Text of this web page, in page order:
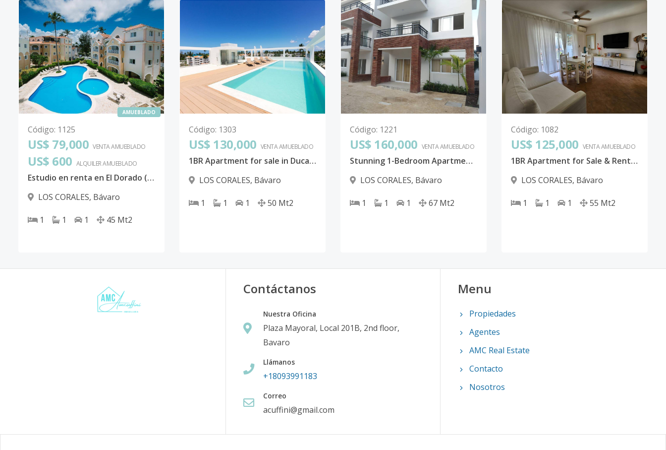
AMUEBLADO
Código: 1125
US$ 79,000 VENTA AMUEBLADO
US$ 600 ALQUILERAMUEBLADO
Estudio en renta en El Dorado (A308)
LOS CORALES, Bávaro
1 1 1 45 Mt2
Código: 1303
US$ 130,000 VENTA AMUEBLADO
1BR Apartment for sale in Ducassi-Los Corales
LOS CORALES, Bávaro
1 1 1 50 Mt2
Código: 1221
US$ 160,000 VENTA AMUEBLADO
Stunning 1-Bedroom Apartment in Coral Village II, Los Corales, Bávaro, Punta Cana
LOS CORALES, Bávaro
1 1 1 67 Mt2
Código: 1082
US$ 125,000 VENTA AMUEBLADO
1BR Apartment for Sale & Rent in El Dorado – Fully Remodeled & Prime Location!
LOS CORALES, Bávaro
1 1 1 55 Mt2
Contáctanos
Nuestra Oficina
Plaza Mayoral, Local 201B, 2nd floor,
Bavaro
Llámanos
+18093991183
Correo
acuffini@gmail.com
Menu
Propiedades
Agentes
AMC Real Estate
Contacto
Nosotros